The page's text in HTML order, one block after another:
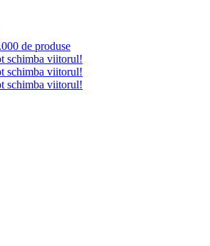
de produse
schimba viitorul!
schimba viitorul!
schimba viitorul!